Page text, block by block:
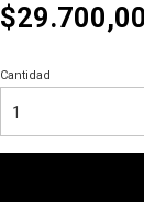
$29.700,00
Cantidad